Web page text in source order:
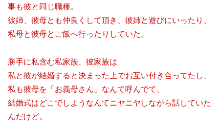
事も彼と同じ職種。
彼姉、彼母とも仲良くして頂き、彼姉と遊びにいったり、
私母と彼母とご飯へ行ったりしていた。
勝手に私含む私家族、彼家族は
私と彼が結婚すると決まった上でお互い付き合ってたし、
私も彼母を「お義母さん」なんて呼んでて、
結婚式はどこでしようなんてニヤニヤしながら話していた
んだけど。